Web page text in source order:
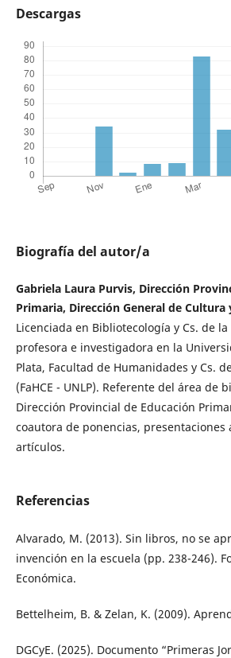
Descargas
Biografía del autor/a
Gabriela Laura Purvis, Dirección
Primaria, Dirección General de Cultura
Licenciada en Bibliotecología y Cs. de
profesora e investigadora en la
Plata, Facultad de Humanidades y Cs.
(FaHCE - UNLP). Referente del área de
Dirección Provincial de Educación
coautora de ponencias, presentaciones
artículos.
Referencias
Alvarado, M. (2013). Sin libros, no se
invención en la escuela (pp. 238-246).
Económica.
Bettelheim, B. & Zelan, K. (2009).
DGCyE. (2025). Documento “Primeras